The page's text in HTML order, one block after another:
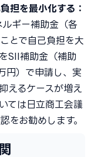
担を最小化する：
ギー補助金（各
とで自己負担を大
SII補助金（補助
円）で申請し、実
えるケースが増え
ては日立商工会議
をお勧めします。